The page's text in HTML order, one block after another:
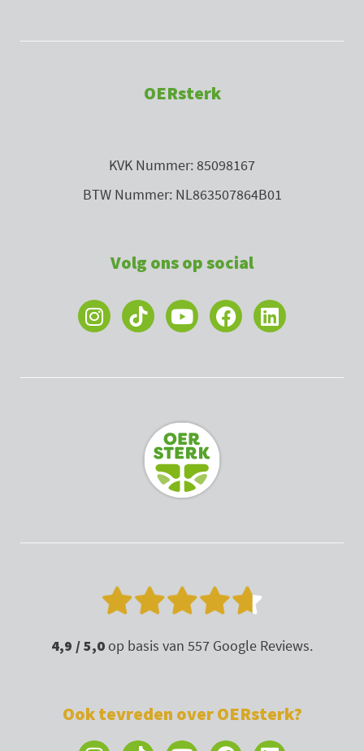
OERsterk
KVK Nummer: 85098167
BTW Nummer: NL863507864B01
Volg ons op social
I
n
t
Y
o
t
e
F
a
e
L
i
k
4,9 / 5,0op basis van 557 Google Reviews.
Ook tevreden over OERsterk?